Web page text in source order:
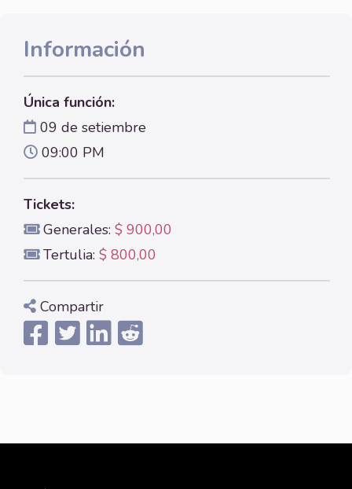
Información
Única función:
09 de setiembre
09:00 PM
Tickets:
Generales: $ 900,00
Tertulia: $ 800,00
Compartir